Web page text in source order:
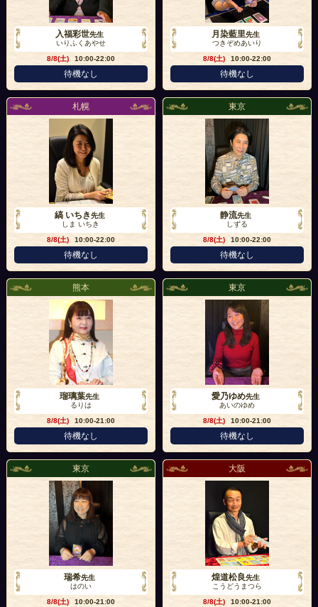
入福彩世先生
いりふくあやせ
8/8(土)
10:00-22:00
待機なし
月染藍里先生
つきぞめあいり
8/8(土)
10:00-22:00
待機なし
札幌
縞 いちき先生
しま いちき
8/8(土)
10:00-22:00
待機なし
東京
静流先生
しずる
8/8(土)
10:00-22:00
待機なし
熊本
瑠璃葉先生
るりは
8/8(土)
10:00-21:00
待機なし
東京
愛乃ゆめ先生
あいのゆめ
8/8(土)
10:00-21:00
待機なし
東京
瑞希先生
はのい
8/8(土)
10:00-21:00
大阪
煌道松良先生
こうどうまつら
8/8(土)
10:00-21:00